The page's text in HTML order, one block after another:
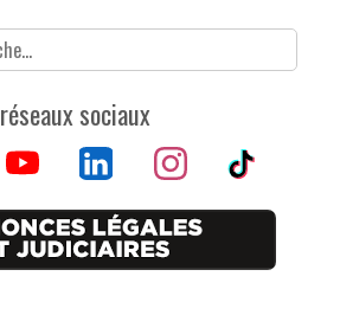
réseaux sociaux